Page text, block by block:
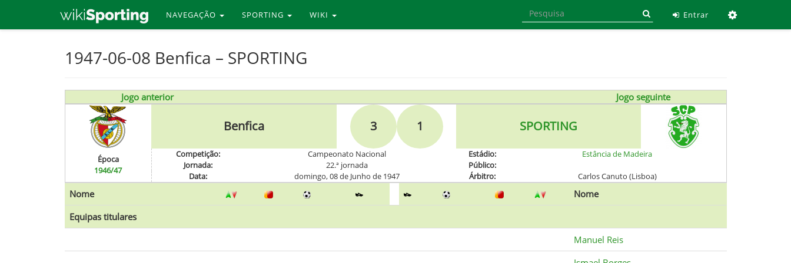
NAVEGAÇÃO SPORTING WIKI Entrar
1947-06-08 Benfica – SPORTING
Jogo anterior Jogo seguinte
Benfica 3 1 SPORTING
Época
1946/47
Competição: Campeonato Nacional Estádio:
Estância de Madeira
Jornada:
22.ª jornada
Público:
Data:
domingo, 08 de Junho de 1947 Árbitro: Carlos Canuto (Lisboa)
Nome
Nome
Equipas titulares
Manuel Reis